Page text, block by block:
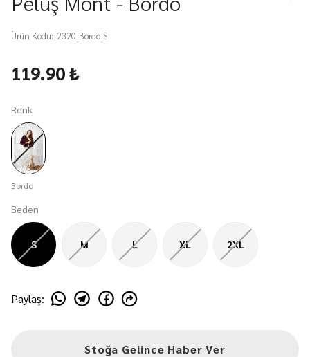
Ürün Kodu: 2320_Bordo_S
119.90 ₺
Renk
Bordo
Beden
S M L XL 2XL
Paylaş:
Stoğa Gelince Haber Ver